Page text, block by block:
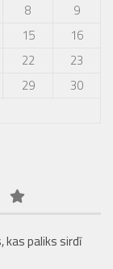
8
9
15
16
22
23
29
30
kas paliks sirdī